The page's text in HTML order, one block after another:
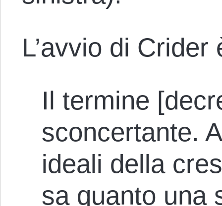
L’avvio di
Il termine
sconcertante.
ideali della
sa quanto una